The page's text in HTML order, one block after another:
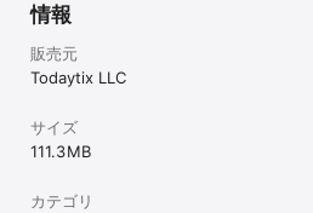
情報
販売元
Todaytix LLC
サイズ
111.3 MB
カテゴリ